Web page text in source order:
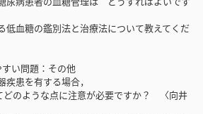
低血糖の鑑別法と治療法について教えてくだ
い問題：その他
患を有する場合，
ような点に注意が必要ですか？ 〈向井